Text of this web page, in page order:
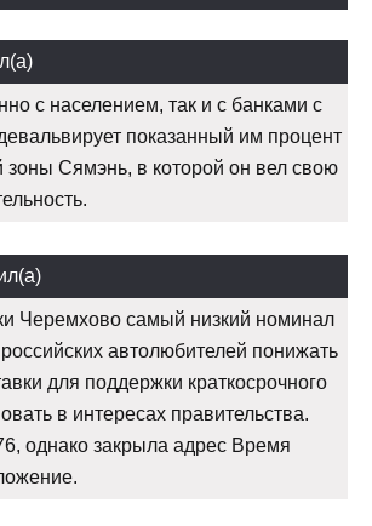
с населением, так и с банками с
показанный им процент
зоны Сямэнь, в которой он вел свою
Черемхово самый низкий номинал
автолюбителей понижать
для поддержки краткосрочного
в интересах правительства.
однако закрыла адрес Время